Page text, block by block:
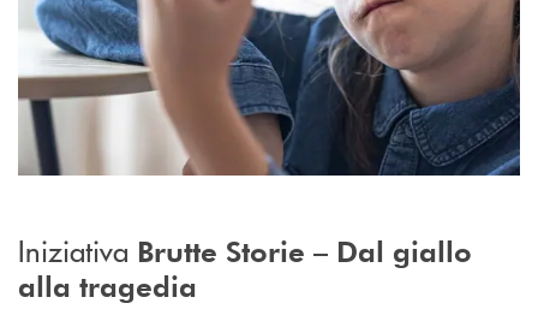
Iniziativa Brutte Storie – Dal giallo
alla tragedia